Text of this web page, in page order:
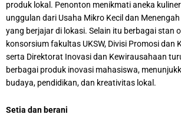
produk lokal. Penonton menikmati aneka
unggulan dari Usaha Mikro Kecil dan
yang berjajar di lokasi. Selain itu berbagai stan
konsorsium fakultas UKSW, Divisi Promosi dan
serta Direktorat Inovasi dan Kewirausahaan
berbagai produk inovasi mahasiswa,
budaya, pendidikan, dan kreativitas lokal.
Setia dan berani